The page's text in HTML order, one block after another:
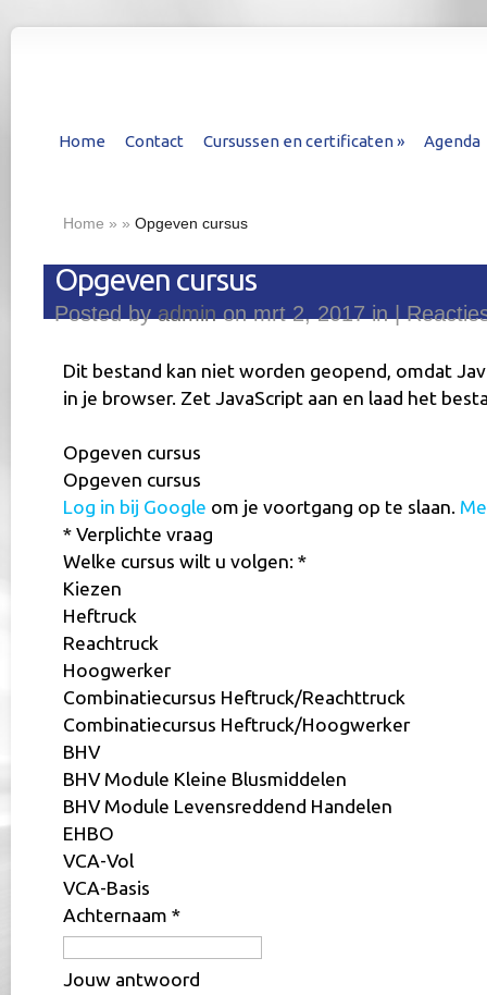
Home Contact Cursussen en certificaten» Agenda
Home » » Opgeven cursus
Opgeven cursus
Posted byadminon mrt 2, 2017 in |
Dit bestand kan niet worden geopend, omdat
in je browser. Zet JavaScript aan en laad het
Opgeven cursus
Opgeven cursus
Log in bij Google om je voortgang op te slaan.
* Verplichte vraag
Welke cursus wilt u volgen: *
Kiezen
Heftruck
Reachtruck
Hoogwerker
Combinatiecursus Heftruck/Reachttruck
Combinatiecursus Heftruck/Hoogwerker
BHV
BHV Module Kleine Blusmiddelen
BHV Module Levensreddend Handelen
EHBO
VCA-Vol
VCA-Basis
Achternaam *
Jouw antwoord